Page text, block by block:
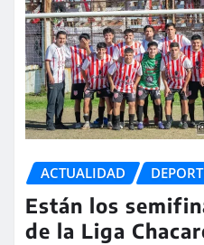
ACTUALIDAD
Están los
de la Liga